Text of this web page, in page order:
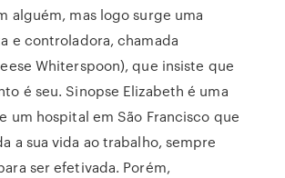
alguém, mas logo surge uma
e controladora, chamada
Whiterspoon), que insiste que
é seu. Sinopse Elizabeth é uma
um hospital em São Francisco que
a sua vida ao trabalho, sempre
ser efetivada. Porém,